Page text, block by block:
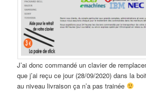
J’ai donc commandé un clavier de
que j’ai reçu ce jour (28/09/2020) dans la
au niveau livraison ça n’a pas trainée